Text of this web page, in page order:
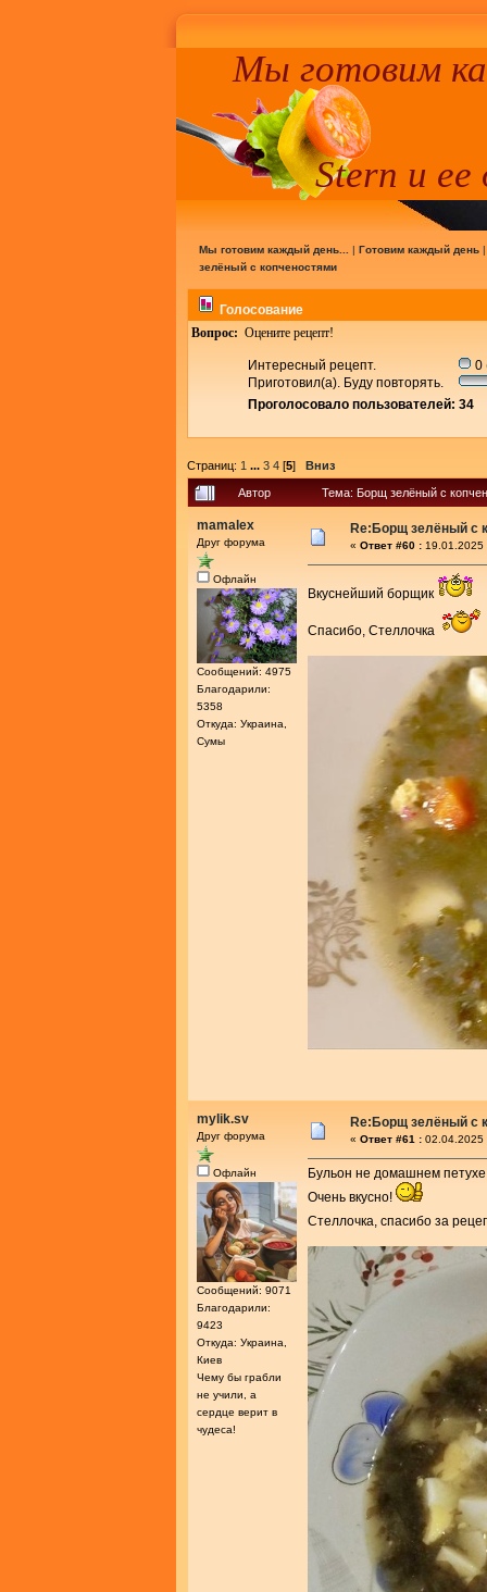
Мы готовим
Stern и ее
Мы готовим каждый день... | Готовим каждый день
зелёный с копченостями
Голосование
Вопрос: Оцените рецепт!
Интересный рецепт.
0
Приготовил(а). Буду повторять.
Проголосовало пользователей: 34
Страниц: 1 ... 3 4 [5] Вниз
Автор Тема: Борщ зелёный с
mamalex
Друг форума
Офлайн
Сообщений: 4975
Благодарили:
5358
Откуда: Украина,
Сумы
Re:Борщ зелёный с
« Ответ #60 : 19.01.2025
Вкуснейший борщик
Спасибо, Стеллочка
mylik.sv
Друг форума
Офлайн
Сообщений: 9071
Благодарили:
9423
Откуда: Украина,
Киев
Чему бы грабли
не учили, а
сердце верит в
чудеса!
Re:Борщ зелёный с
« Ответ #61 : 02.04.2025
Бульон не домашнем
Очень вкусно!
Стеллочка, спасибо за